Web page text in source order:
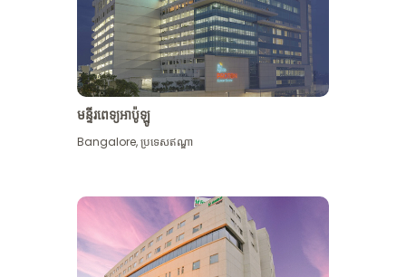
មើល​ច្រើន​ទៀត
មន្ទីរពេទ្យអាប៉ូឡូ
Bangalore,ប្រទេសឥណ្ឌា